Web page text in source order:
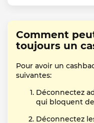
Comment
toujours un
Pour avoir un
suivantes:
Déconnectez
qui bloquent
Déconnectez